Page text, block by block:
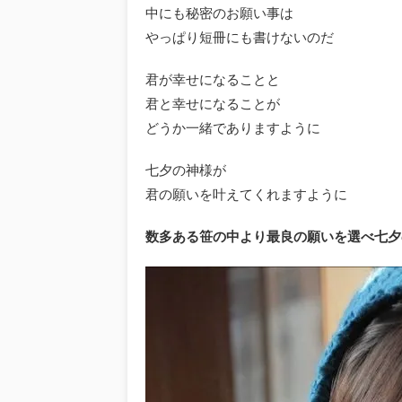
中にも秘密のお願い事は
やっぱり短冊にも書けないのだ
君が幸せになることと
君と幸せになることが
どうか一緒でありますように
七夕の神様が
君の願いを叶えてくれますように
数多ある笹の中より最良の願いを選べ七